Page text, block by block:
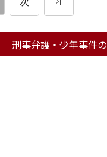
刑事弁護・少年事件の